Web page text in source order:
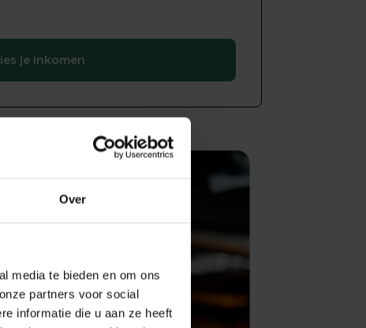
Over
media te bieden en om ons
partners voor social
informatie die u aan ze heeft
je inkomen